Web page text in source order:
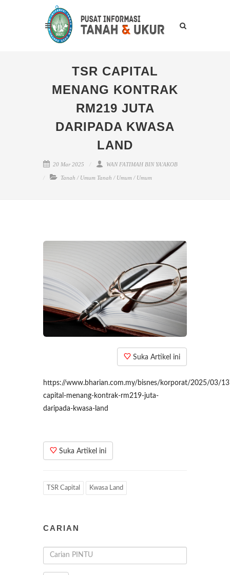
TSR CAPITAL
MENANG KONTRAK
RM219 JUTA
DARIPADA KWASA
LAND
20 Mar 2025 WAN FATIMAH BIN YA'AKOB
Tanah / Umum Tanah / Umum / Umum
Suka Artikel ini
https://www.bharian.com.my/bisnes/korporat/2025/03/
capital-menang-kontrak-rm219-juta-
daripada-kwasa-land
Suka Artikel ini
TSR Capital Kwasa Land
CARIAN